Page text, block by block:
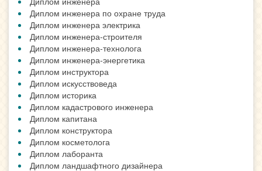
Диплом инженера по охране труда
Диплом инженера электрика
Диплом инженера-строителя
Диплом инженера-технолога
Диплом инженера-энергетика
Диплом инструктора
Диплом искусствоведа
Диплом историка
Диплом кадастрового инженера
Диплом капитана
Диплом конструктора
Диплом косметолога
Диплом лаборанта
Диплом ландшафтного дизайнера